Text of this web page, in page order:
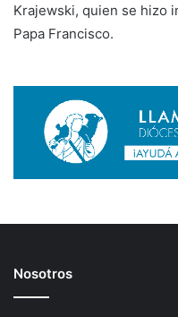
Krajewski, quien se hizo
Papa Francisco.
Nosotros